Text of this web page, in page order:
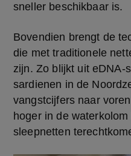
sneller beschikbaar is.
Bovendien brengt de
die met traditionele
zijn. Zo blijkt uit eDNA-
sardienen in de
vangstcijfers naar
hoger in de
sleepnetten